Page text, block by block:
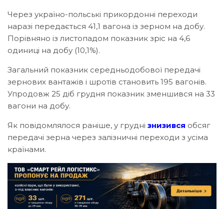
Через україно-польські прикордонні переходи
наразі передається 41,1 вагона із зерном на добу.
Порівняно із листопадом показник зріс на 4,6
одиниці на добу (10,1%).
Загальний показник середньодобової передачі
зернових вантажів і шротів становить 195 вагонів.
Упродовж 25 діб грудня показник зменшився на 33
вагони на добу.
Як повідомлялося раніше, у грудні знизився обсяг
передачі зерна через залізничні переходи з усіма
країнами.